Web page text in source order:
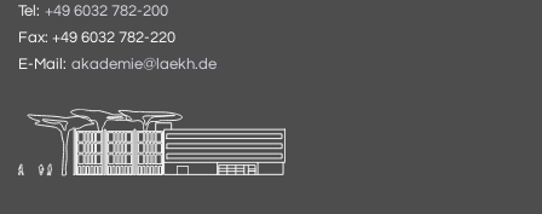
Tel: +49 6032 782-200
Fax: +49 6032 782-220
E-Mail: akademie@laekh.de